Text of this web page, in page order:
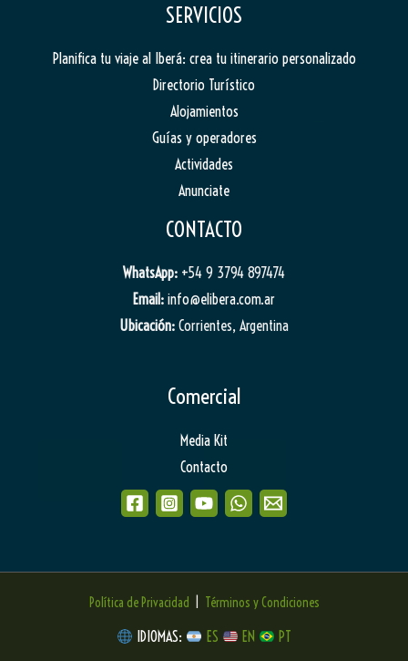
SERVICIOS
Planifica tu viaje al Iberá: crea tu itinerario personalizado
Directorio Turístico
Alojamientos
Guías y operadores
Actividades
Anunciate
CONTACTO
WhatsApp: +54 9 3794 897474
Email: info@elibera.com.ar
Ubicación: Corrientes, Argentina
Comercial
Media Kit
Contacto
Política de Privacidad Términos y Condiciones
IDIOMAS: ES EN PT